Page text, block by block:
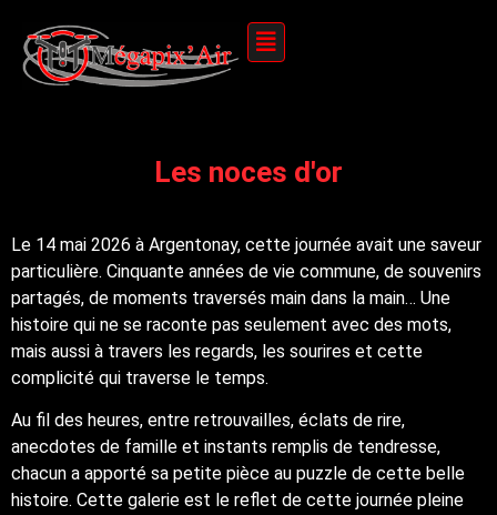
Les noces d'or
Le 14 mai 2026 à Argentonay, cette journée avait une saveur
particulière. Cinquante années de vie commune, de souvenirs
partagés, de moments traversés main dans la main… Une
histoire qui ne se raconte pas seulement avec des mots,
mais aussi à travers les regards, les sourires et cette
complicité qui traverse le temps.
Au fil des heures, entre retrouvailles, éclats de rire,
anecdotes de famille et instants remplis de tendresse,
chacun a apporté sa petite pièce au puzzle de cette belle
histoire. Cette galerie est le reflet de cette journée pleine